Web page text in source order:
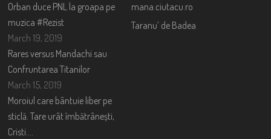
Orban duce PNL la groapa pe
muzica #Rezist
March 19, 2019
Rares versus Mandachi sau
Confruntarea Titanilor
March 15, 2019
Moroiul care bântuie liber pe
sticlă. Tare urât îmbătrânești,
Cristi….
mana.ciutacu.ro
Taranu’ de Badea